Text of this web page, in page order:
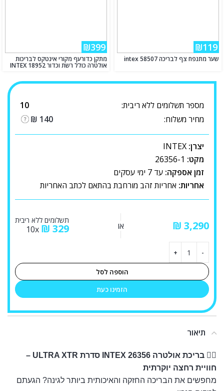
₪119
שער מתנפח צף לבריכה intex 58507
₪399
מתקן כדורעף מקורי אינטקס לבריכות
אולטרה כולל רשת וכדור INTEX 18952
מספר תשלומים ללא ריבית:
10
מחיר משלוח:
₪ 140
יצרן: INTEX
מקט: 26356-1
זמן אספקה: עד 7 ימי עסקים
אחריות: אחריות זהב מורחבת בהתאם לכתב האחריות
₪ או
תשלומים ללא ריבית
₪ 329
הוספה לסל
הזמינו כעת
תיאור
🏊‍♂️ בריכת אולטרה INTEX 26356 סדרת ULTRA XTR –
חוויית רחצה יוקרתית
מחפשים את הבריכה החזקה והאיכותית ביותר לגינה? הגעתם